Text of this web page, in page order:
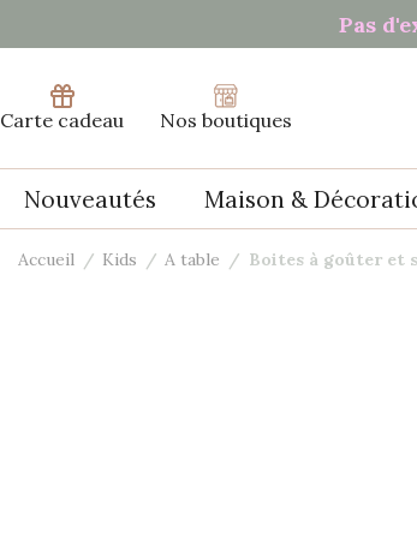
Pas
Carte cadeau Nos boutiques
Nouveautés Maison &
Accueil Kids A table Boites à goûter et